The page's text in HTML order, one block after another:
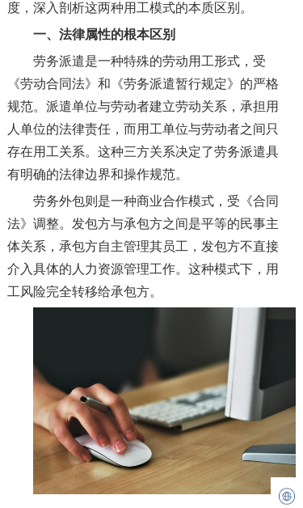
度，深入剖析这两种用工模式的本质区别。
一、法律属性的根本区别
劳务派遣是一种特殊的劳动用工形式，受
《劳动合同法》和《劳务派遣暂行规定》的严格
规范。派遣单位与劳动者建立劳动关系，承担用
人单位的法律责任，而用工单位与劳动者之间只
存在用工关系。这种三方关系决定了劳务派遣具
有明确的法律边界和操作规范。
劳务外包则是一种商业合作模式，受《合同
法》调整。发包方与承包方之间是平等的民事主
体关系，承包方自主管理其员工，发包方不直接
介入具体的人力资源管理工作。这种模式下，用
工风险完全转移给承包方。